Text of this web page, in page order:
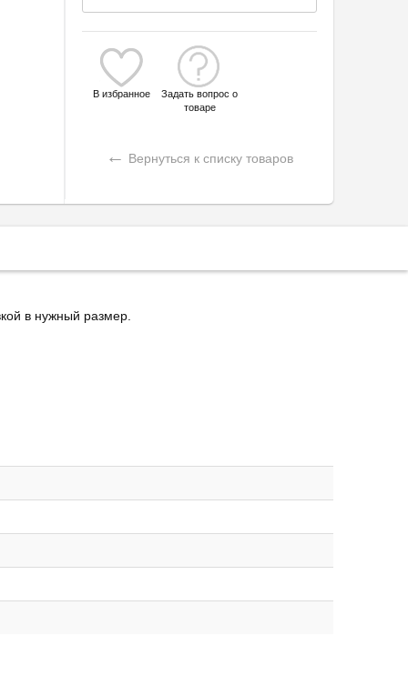
В избранное
Задать вопрос о
товаре
← Вернуться к списку товаров
в нужный размер.